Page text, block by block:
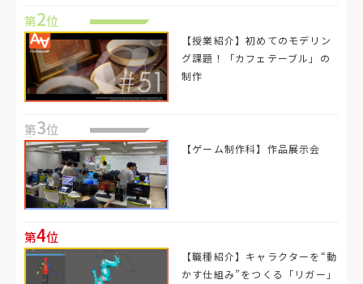
第2位
【授業紹介】初めてのモデリン
グ課題！「カフェテーブル」の
制作
第3位
【ゲーム制作科】作品展示会
第4位
【職種紹介】キャラクターを“動
かす仕組み”をつくる「リガー」